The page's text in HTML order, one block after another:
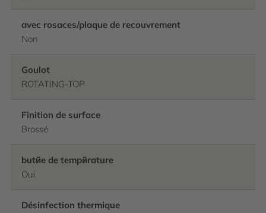
avec rosaces/plaque de recouvrement
Non
Goulot
ROTATING-TOP
Finition de surface
Brossé
butйe de tempйrature
Oui
Désinfection thermique